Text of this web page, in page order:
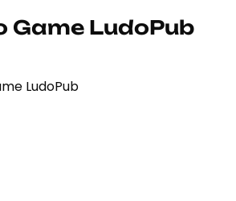
Game LudoPub